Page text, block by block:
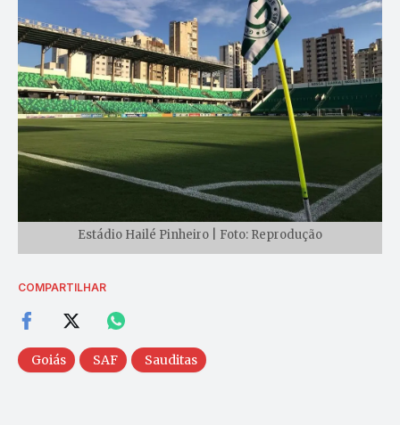
Estádio Hailé Pinheiro | Foto: Reprodução
COMPARTILHAR
Goiás SAF Sauditas